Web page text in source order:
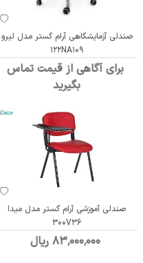
صندلی آزمایشگاهی آرام گستر مدل لیرو
122NA109
برای آگاهی از قیمت تماس
بگیرید
صندلی آموزشی آرام گستر مدل میدا
300V36
83٬000٬000 ریال